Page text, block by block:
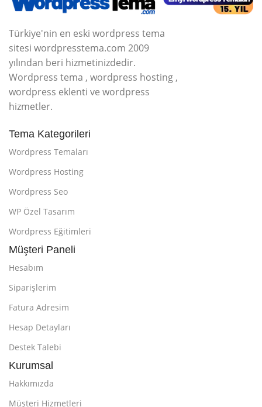
Türkiye'nin en eski wordpress tema
sitesi wordpresstema.com 2009
yılından beri hizmetinizdedir.
Wordpress tema , wordpress hosting ,
wordpress eklenti ve wordpress
hizmetler.
Tema Kategorileri
Wordpress Temaları
Wordpress Hosting
Wordpress Seo
WP Özel Tasarım
Wordpress Eğitimleri
Müşteri Paneli
Hesabım
Siparişlerim
Fatura Adresim
Hesap Detayları
Destek Talebi
Kurumsal
Hakkımızda
Müşteri Hizmetleri